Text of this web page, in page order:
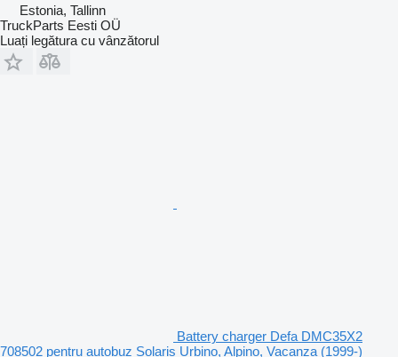
Estonia, Tallinn
TruckParts Eesti OÜ
Luați legătura cu vânzătorul
Battery charger Defa DMC35X2
708502 pentru autobuz Solaris Urbino, Alpino, Vacanza (1999-)